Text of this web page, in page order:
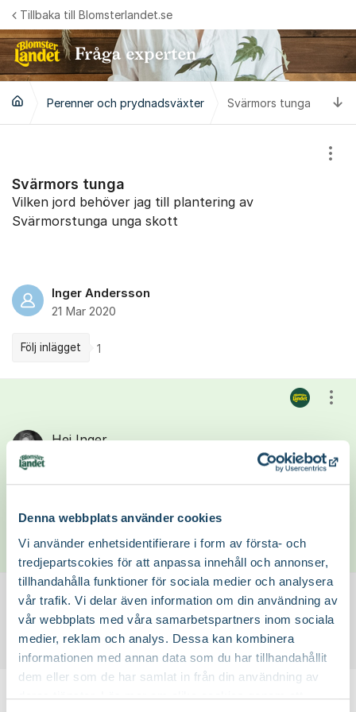
Denna webbplats använder cookies
Vi använder enhetsidentifierare i form av första- och
tredjepartscokies för att anpassa innehåll och annonser,
tillhandahålla funktioner för sociala medier och analysera
vår trafik. Vi delar även information om din användning av
vår webbplats med våra samarbetspartners inom sociala
medier, reklam och analys. Dessa kan kombinera
informationen med annan data som du har tillhandahållit
dem eller som de har samlat in från din användning av
deras tjänster. Läs mer om olika cookies genom att
Hoppa till innehåll
Tillbaka till Blomsterlandet.se
Perenner och prydnadsväxter Svärmors tunga
Svärmors tunga
Vilken jord behöver jag till plantering av
Svärmorstunga unga skott
Inger Andersson
21 Mar 2020
Följ inlägget 1
Hej Inger,
En mullrik planteringsjord för krukväxter
23 Mar 2020
För att skriva din fråga i forumet behöver du logga in i
Blomsterlandets kundklubb.
Logga in här.
Om forumet
Hej!
Här kan du som är medlem i Blomsterlandets kundklubb